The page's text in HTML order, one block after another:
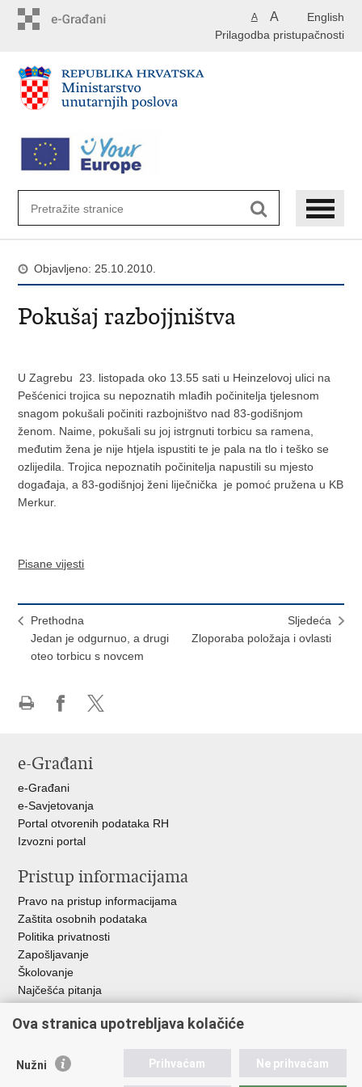
English
A A
Prilagodba pristupačnosti
Objavljeno: 25.10.2010.
Pokušaj razbojjništva
U Zagrebu 23. listopada oko 13.55 sati u Heinzelovoj ulici na
Pešćenici trojica su nepoznatih mlađih počinitelja tjelesnom
snagom pokušali počiniti razbojništvo nad 83-godišnjom
ženom. Naime, pokušali su joj istrgnuti torbicu sa ramena,
međutim žena je nije htjela ispustiti te je pala na tlo i teško se
ozlijedila. Trojica nepoznatih počinitelja napustili su mjesto
događaja, a 83-godišnjoj ženi liječnička je pomoć pružena u KB
Merkur.
Pisane vijesti
Prethodna
Jedan je odgurnuo, a drugi
oteo torbicu s novcem
Sljedeća
Zloporaba položaja i ovlasti
Facebooku
X-
e-Građani
e-Građani
e-Savjetovanja
Portal otvorenih podataka RH
Izvozni portal
Pristup informacijama
Pravo na pristup informacijama
Zaštita osobnih podataka
Politika privatnosti
Zapošljavanje
Školovanje
Najčešća pitanja
Važne poveznice
EMN Nacionalna kontaktna točka za Republiku Hrvatsku
Ova stranica upotrebljava kolačiće
Nužni Prihvaćam Ne prihvaćam